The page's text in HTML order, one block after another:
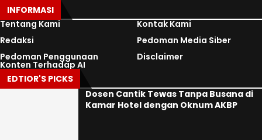
INFORMASI
Tentang Kami
Kontak Kami
Redaksi
Pedoman Media Siber
Pedoman Penggunaan
Konten Terhadap AI
Disclaimer
EDTIOR'S PICKS
Dosen Cantik Tewas Tanpa Busana di
Kamar Hotel dengan Oknum AKBP